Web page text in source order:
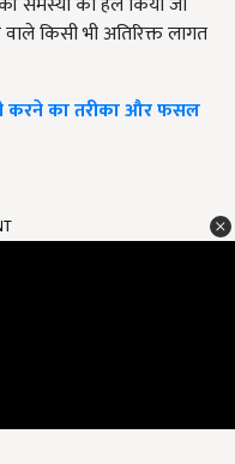
किसी भी अतिरिक्त लागत
करने का तरीका और फसल